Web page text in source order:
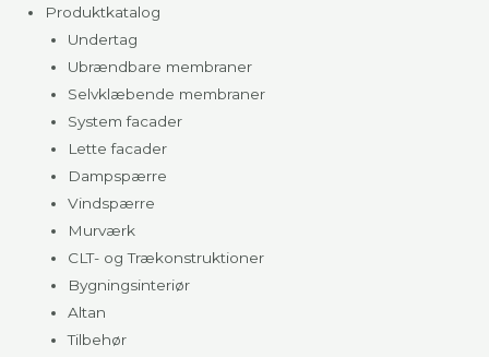
Produktkatalog
Undertag
Ubrændbare membraner
Selvklæbende membraner
System facader
Lette facader
Dampspærre
Vindspærre
Murværk
CLT- og Trækonstruktioner
Bygningsinteriør
Altan
Tilbehør